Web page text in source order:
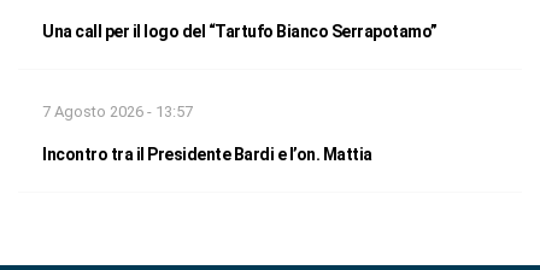
Una call per il logo del “Tartufo Bianco Serrapotamo”
7 Agosto 2026 - 13:57
Incontro tra il Presidente Bardi e l’on. Mattia